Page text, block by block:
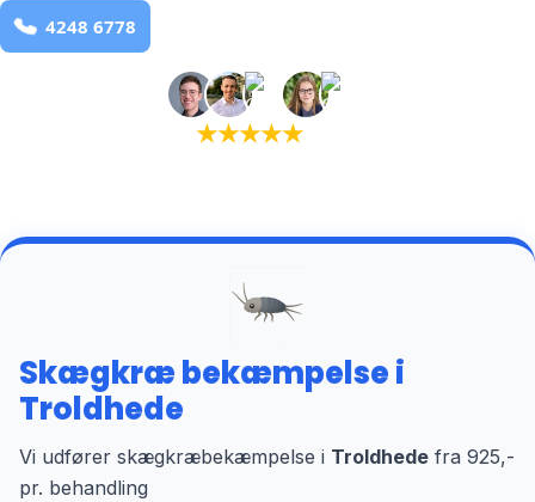
★★★★★
Skægkræ bekæmpelse i
Troldhede
Vi udfører skægkræbekæmpelse i Troldhede fra 925,-
pr. behandling